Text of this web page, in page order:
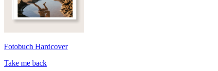
Fotobuch Hardcover
Take me back